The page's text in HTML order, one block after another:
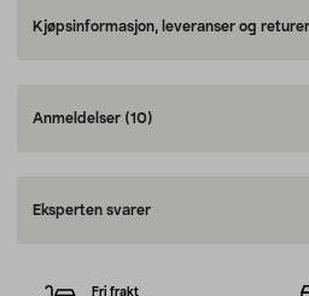
Kjøpsinformasjon, leveranser og returer
Anmeldelser (10)
Eksperten svarer
Fri frakt